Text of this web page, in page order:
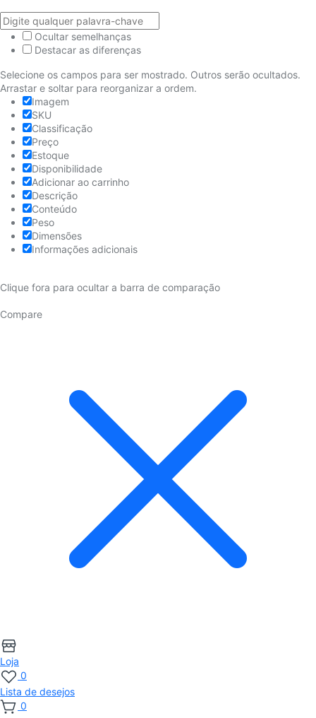
Ocultar semelhanças
Destacar as diferenças
Selecione os campos para ser mostrado. Outros serão ocultados.
Arrastar e soltar para reorganizar a ordem.
Imagem
SKU
Classificação
Preço
Estoque
Disponibilidade
Adicionar ao carrinho
Descrição
Conteúdo
Peso
Dimensões
Informações adicionais
Clique fora para ocultar a barra de comparação
Compare
Loja
0
Lista de desejos
0